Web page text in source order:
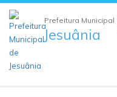
Prefeitura Municipal
Jesuânia